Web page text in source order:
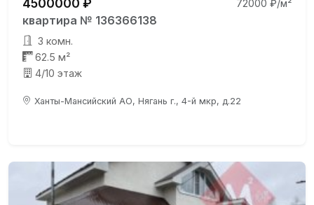
72000 ₽/м²
квартира № 136366138
3 комн.
62.5 м²
4/10 этаж
Ханты-Мансийский АО, Нягань г., 4-й мкр, д.22